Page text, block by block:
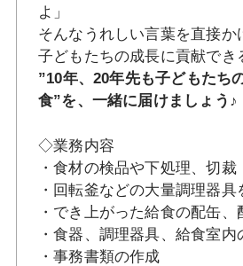
よ」
そんなうれしい言葉を直接か
子どもたちの成長に貢献でき
”10年、20年先も子どもたち
食”を、一緒に届けましょう♪
◇業務内容
・食材の検品や下処理、切裁
・回転釜などの大量調理器
・でき上がった給食の配缶、
・食器、調理器具、給食室内
・事務書類の作成